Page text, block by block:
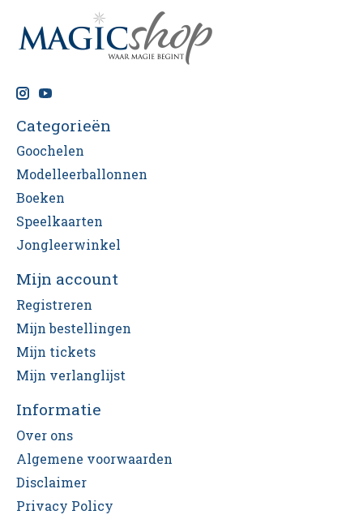
Categorieën
Goochelen
Modelleerballonnen
Boeken
Speelkaarten
Jongleerwinkel
Mijn account
Registreren
Mijn bestellingen
Mijn tickets
Mijn verlanglijst
Informatie
Over ons
Algemene voorwaarden
Disclaimer
Privacy Policy